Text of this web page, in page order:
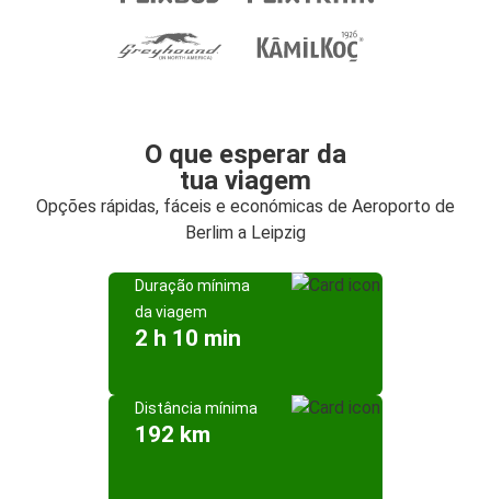
O que esperar da
tua viagem
Opções rápidas, fáceis e económicas de Aeroporto de
Berlim a Leipzig
Duração mínima
da viagem
2 h 10 min
Distância mínima
192 km